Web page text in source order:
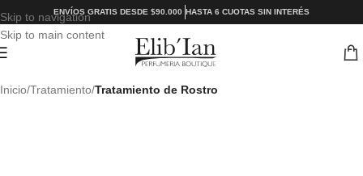
Skip to navigation
Skip to main content
ENVÍOS GRATIS DESDE $90.000 HASTA 6 CUOTAS SIN INTERÉS
Inicio Tratamiento Tratamiento de Rostro